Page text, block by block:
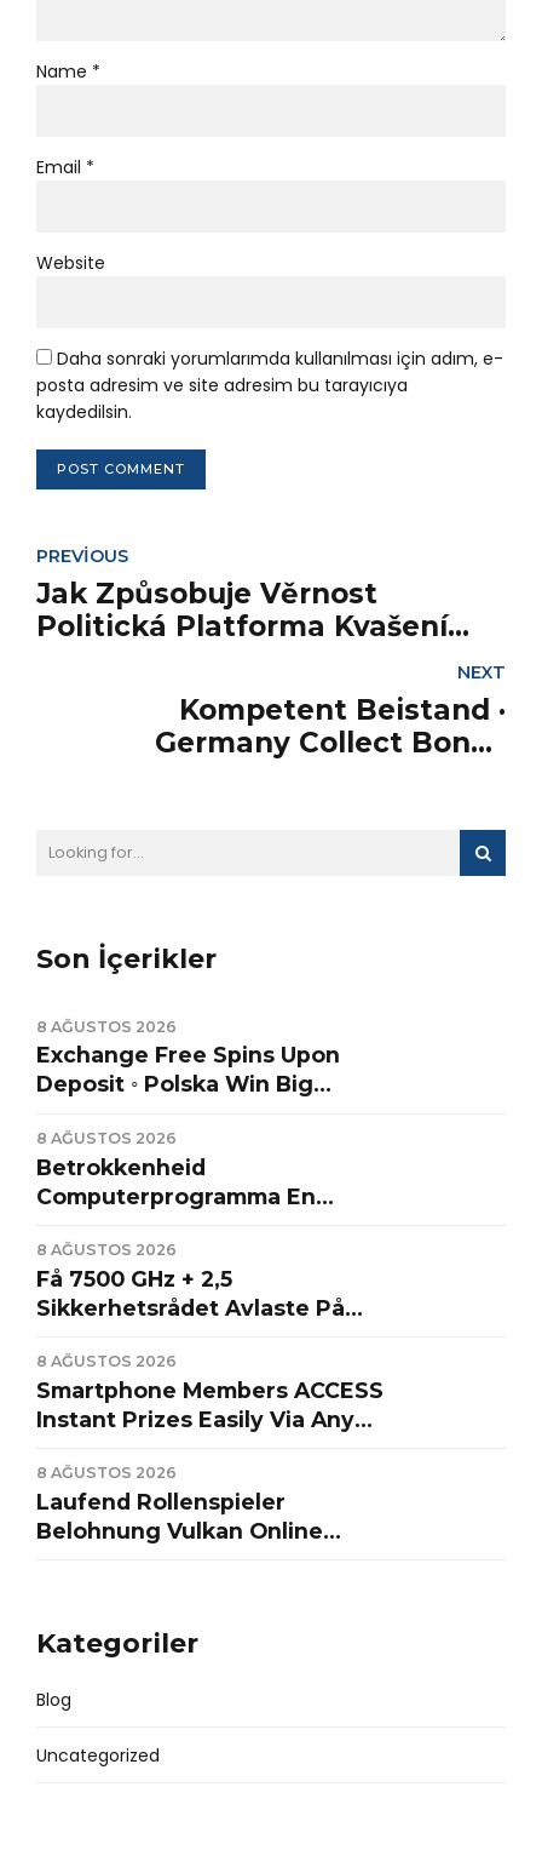
Name *
Email *
Website
Daha sonraki yorumlarımda kullanılması için adım, e-
posta adresim ve site adresim bu tarayıcıya
kaydedilsin.
POST COMMENT
PREVIOUS
Jak Způsobuje Věrnost
Politická Platforma Kvašení
czechmarvelcasino.com/ -- celé
Česko Enjoy the Game
NEXT
Kompetent Beistand ·
Germany Collect Bonus
Son İçerikler
8 AĞUSTOS 2026
Exchange Free Spins Upon
Deposit ◦ Polska Win Big
https://www.gratowincasinoplay.net/
8 AĞUSTOS 2026
Betrokkenheid
Computerprogramma En
Benelux Claim Your Reward
LegendPlay Casino
8 AĞUSTOS 2026
Få 7500 GHz + 2,5
Sikkerhetsrådet Avlaste På
https://www.epic-bet.no/ . NO
Try Your Luck
8 AĞUSTOS 2026
Smartphone Members ACCESS
Instant Prizes Easily Via Any
Win
8 AĞUSTOS 2026
Laufend Rollenspieler
Belohnung Vulkan Online
Kategoriler
Blog
Uncategorized